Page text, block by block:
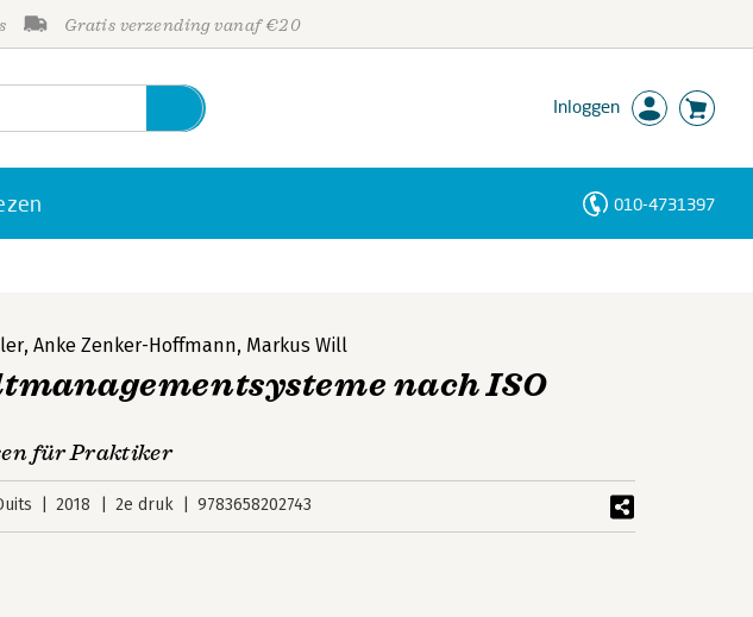
Gratis verzending vanaf €20
Inloggen
010-4731397
,Anke Zenker-Hoffmann, Markus Will
nach ISO
für Praktiker
2018 2e druk 9783658202743
Personen